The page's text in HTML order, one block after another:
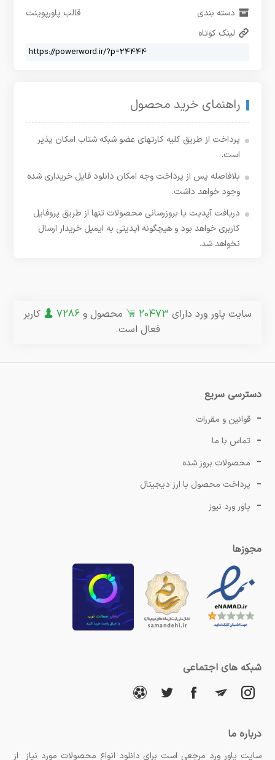
دسته بندی
قالب پاورپوینت
لینک کوتاه
راهنمای خرید محصول
پرداخت از طریق کلیه کارتهای عضو شبکه شتاب امکان پذیر
است.
بلافاصله پس از پرداخت وجه امکان دانلود فایل خریداری شده
وجود خواهد داشت.
دریافت آپدیت یا بروزرسانی محصولات تنها از طریق پروفایل
کاربری خواهد بود و هیچگونه آپدیتی به ایمیل خریدار ارسال
نخواهد شد.
سایت پاور ورد دارای 20473 محصول و 7286
کاربر
فعال است.
دسترسی سریع
قوانین و مقررات
تماس با ما
محصولات بروز شده
پرداخت محصول با ارز دیجیتال
پاور ورد نیوز
مجوزها
شبکه های اجتماعی
درباره ما
سایت پاور ورد مرجعی است برای دانلود انواع محصولات مورد نیاز از